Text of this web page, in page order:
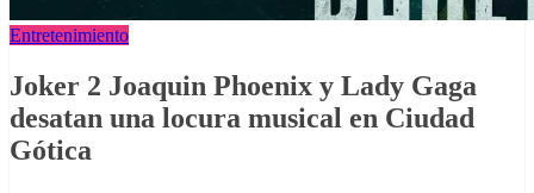
Entretenimiento
Joker 2 Joaquin Phoenix y Lady Gaga
desatan una locura musical en Ciudad
Gótica